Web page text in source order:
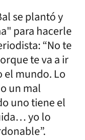
se plantó y
para hacerle
“No te
te va a ir
el mundo. Lo
un mal
uno tiene el
yo lo